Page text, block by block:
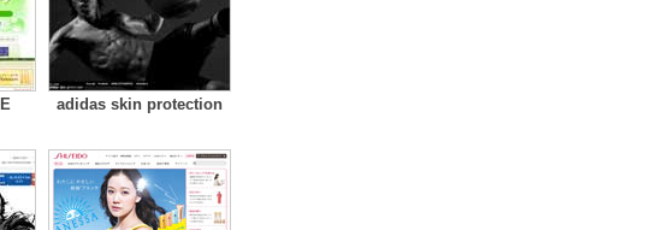
adidas skin protection